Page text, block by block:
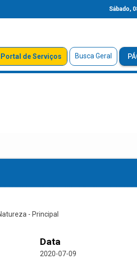
Sábado,
Portal de Serviços Busca Geral
- Principal
Data
2020-07-09